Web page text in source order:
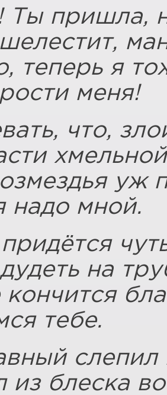
Ты пришла,
теперь я
меня!
что,
уж
надо мной.
на
тебе.
слепил
блеска во